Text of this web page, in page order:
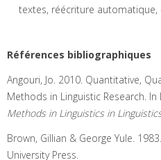
textes, réécriture automatique,
Références bibliographiques
Angouri, Jo. 2010. Quantitative,
Methods in Linguistic Research. In
Methods in Linguistics in
Brown, Gillian & George Yule. 1983.
University Press.